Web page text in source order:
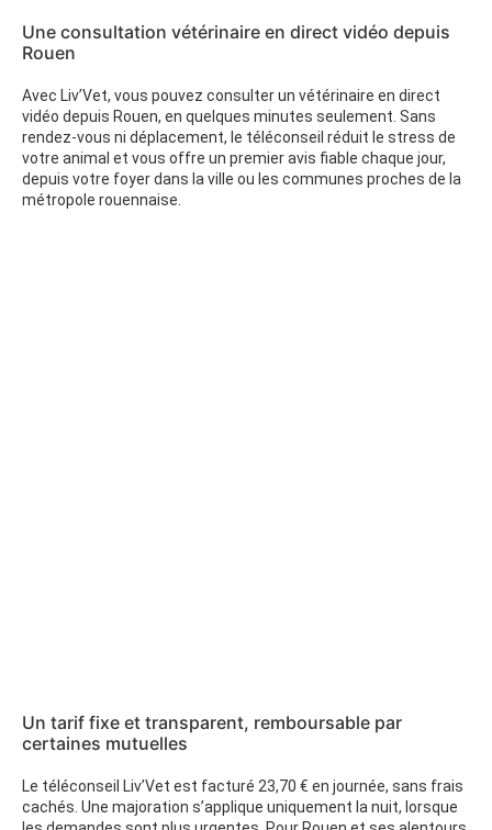
Une consultation vétérinaire en direct vidéo depuis
Rouen
Avec Liv’Vet, vous pouvez consulter un vétérinaire en direct
vidéo depuis Rouen, en quelques minutes seulement. Sans
rendez-vous ni déplacement, le téléconseil réduit le stress de
votre animal et vous offre un premier avis fiable chaque jour,
depuis votre foyer dans la ville ou les communes proches de la
métropole rouennaise.
Un tarif fixe et transparent, remboursable par
certaines mutuelles
Le téléconseil Liv’Vet est facturé 23,70 € en journée, sans frais
cachés. Une majoration s’applique uniquement la nuit, lorsque